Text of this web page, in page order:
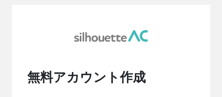
無料アカウント作成